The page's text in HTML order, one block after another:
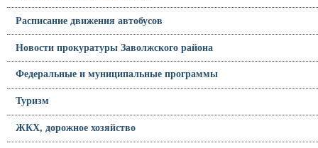
Расписание движения автобусов
Новости прокуратуры Заволжского района
Федеральные и муниципальные программы
Туризм
ЖКХ, дорожное хозяйство